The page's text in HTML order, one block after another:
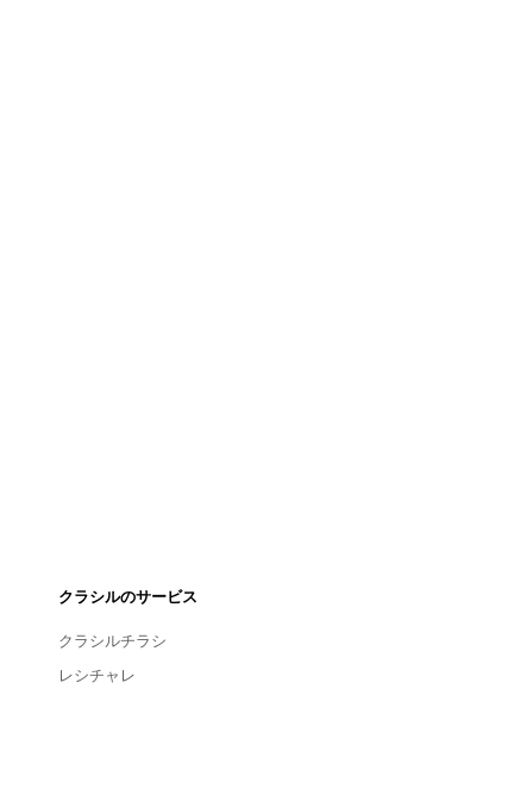
クラシルのサービス
クラシルチラシ
レシチャレ